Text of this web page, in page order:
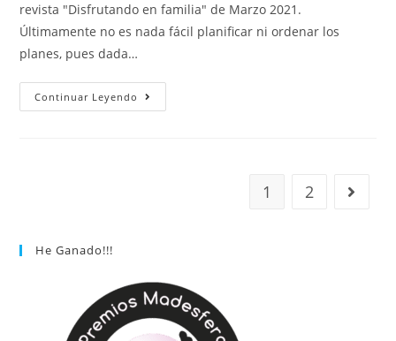
revista "Disfrutando en familia" de Marzo 2021.
Últimamente no es nada fácil planificar ni ordenar los
planes, pues dada…
Continuar Leyendo
1 2
He Ganado!!!